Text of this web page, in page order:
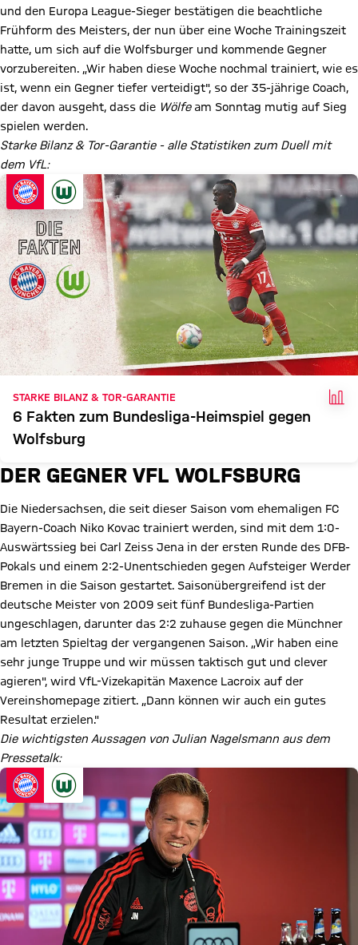
und den Europa League-Sieger bestätigen die beachtliche
Frühform des Meisters, der nun über eine Woche Trainingszeit
hatte, um sich auf die Wolfsburger und kommende Gegner
vorzubereiten. „Wir haben diese Woche nochmal trainiert, wie es
ist, wenn ein Gegner tiefer verteidigt", so der 35-jährige Coach,
der davon ausgeht, dass die Wölfeam Sonntag mutig auf Sieg
spielen werden.
Starke Bilanz & Tor-Garantie - alle Statistiken zum Duell mit
dem VfL:
STARKE BILANZ & TOR-GARANTIE
6 Fakten zum Bundesliga-Heimspiel gegen
Wolfsburg
DER GEGNER VFL WOLFSBURG
Die Niedersachsen, die seit dieser Saison vom ehemaligen FC
Bayern-Coach Niko Kovac trainiert werden, sind mit dem 1:0-
Auswärtssieg bei Carl Zeiss Jena in der ersten Runde des DFB-
Pokals und einem 2:2-Unentschieden gegen Aufsteiger Werder
Bremen in die Saison gestartet. Saisonübergreifend ist der
deutsche Meister von 2009 seit fünf Bundesliga-Partien
ungeschlagen, darunter das 2:2 zuhause gegen die Münchner
am letzten Spieltag der vergangenen Saison. „Wir haben eine
sehr junge Truppe und wir müssen taktisch gut und clever
agieren", wird VfL-Vizekapitän Maxence Lacroix auf der
Vereinshomepage zitiert. „Dann können wir auch ein gutes
Resultat erzielen."
Die wichtigsten Aussagen von Julian Nagelsmann aus dem
Pressetalk: